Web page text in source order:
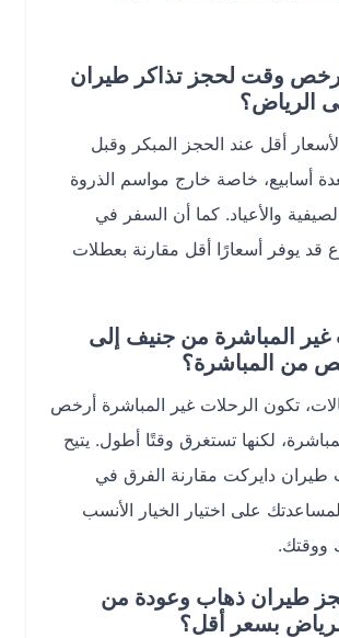
وقت لحجز تذاكر طيران
أقل عند الحجز المبكر وقبل
خاصة خارج مواسم الذروة
والأعياد. كما أن السفر في
أسعارًا أقل مقارنة بعطلات
المباشرة من جنيف إلى
المباشرة؟
الرحلات غير المباشرة أرخص
لكنها تستغرق وقتًا أطول. يتيح
دايركت مقارنة الفرق في
على اختيار الخيار الأنسب
ذهاب وعودة من
بسعر أقل؟